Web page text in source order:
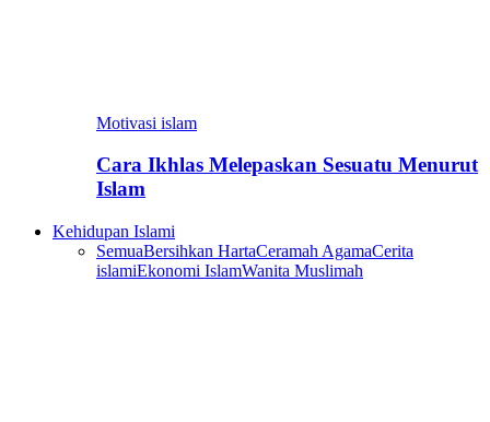
Motivasi islam
Cara Ikhlas Melepaskan Sesuatu Menurut
Islam
Kehidupan Islami
SemuaBersihkan HartaCeramah AgamaCerita
islamiEkonomi IslamWanita Muslimah